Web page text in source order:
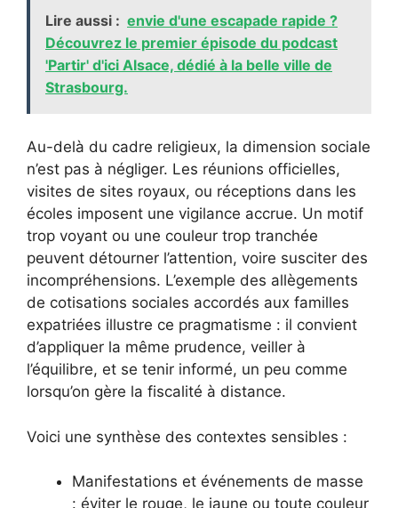
Lire aussi : envie d'une escapade rapide ?
Découvrez le premier épisode du podcast
'Partir' d'ici Alsace, dédié à la belle ville de
Strasbourg.
Au-delà du cadre religieux, la dimension sociale
n’est pas à négliger. Les réunions officielles,
visites de sites royaux, ou réceptions dans les
écoles imposent une vigilance accrue. Un motif
trop voyant ou une couleur trop tranchée
peuvent détourner l’attention, voire susciter des
incompréhensions. L’exemple des allègements
de cotisations sociales accordés aux familles
expatriées illustre ce pragmatisme : il convient
d’appliquer la même prudence, veiller à
l’équilibre, et se tenir informé, un peu comme
lorsqu’on gère la fiscalité à distance.
Voici une synthèse des contextes sensibles :
Manifestations et événements de masse
: éviter le rouge, le jaune ou toute couleur